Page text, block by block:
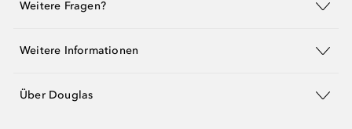
Weitere Fragen?
Weitere Informationen
Über Douglas